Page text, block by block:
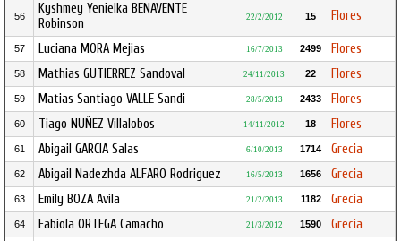
56
Kyshmey Yenielka BENAVENTE
Robinson
22/2/2012 15 Flores
57 Luciana MORA Mejias 16/7/2013 2499 Flores
58 Mathias GUTIERREZ Sandoval 24/11/2013 22 Flores
59 Matias Santiago VALLE Sandi 28/5/2013 2433 Flores
60 Tiago NUÑEZ Villalobos 14/11/2012 18 Flores
61 Abigail GARCIA Salas 6/10/2013 1714 Grecia
62 Abigail Nadezhda ALFARO Rodriguez 16/5/2013 1656 Grecia
63 Emily BOZA Avila 21/2/2013 1182 Grecia
64 Fabiola ORTEGA Camacho 21/3/2012 1590 Grecia